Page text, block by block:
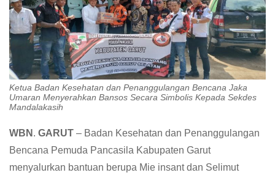
Ketua Badan Kesehatan dan Penanggulangan Bencana Jaka
Umaran Menyerahkan Bansos Secara Simbolis Kepada Sekdes
Mandalakasih
WBN . GARUT – Badan Kesehatan dan Penanggulangan
Bencana Pemuda Pancasila Kabupaten Garut
menyalurkan bantuan berupa Mie insant dan Selimut